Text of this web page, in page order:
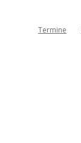
Termine